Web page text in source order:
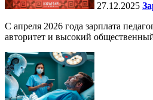
27.12.2025
С апреля 2026 года зарплата
авторитет и высокий